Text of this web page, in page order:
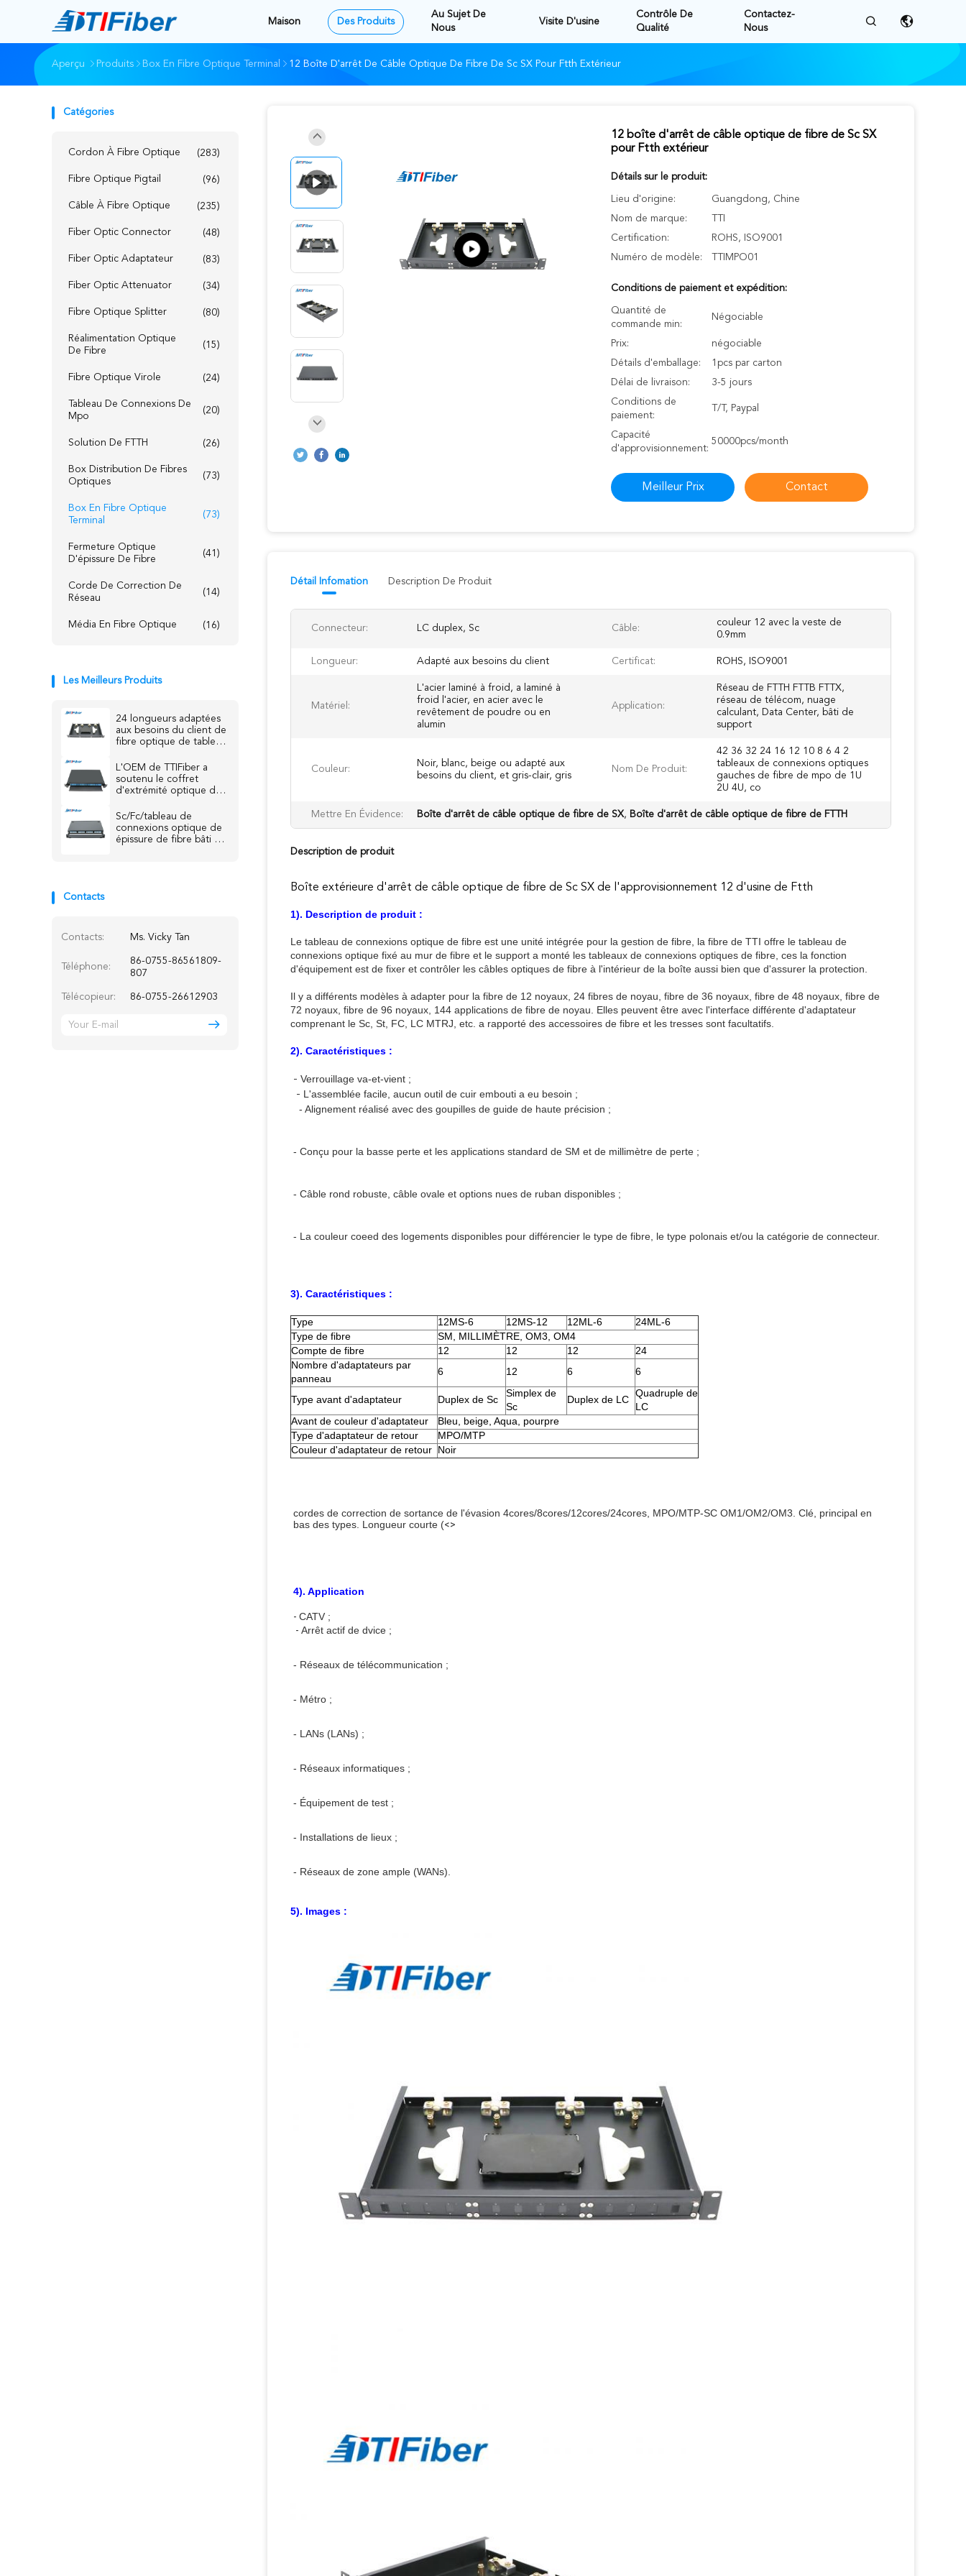
Maison Des Produits
Au Sujet De
Nous
Visite D'usine
Contrôle De
Qualité
Contactez-
Nous
Aperçu Produits Box En Fibre Optique Terminal 12 Boîte D'arrêt De Câble Optique De Fibre De Sc SX Pour Ftth Extérieur
Catégories
Cordon À Fibre Optique (283)
Fibre Optique Pigtail (96)
Câble À Fibre Optique (235)
Fiber Optic Connector (48)
Fiber Optic Adaptateur (83)
Fiber Optic Attenuator (34)
Fibre Optique Splitter (80)
Réalimentation Optique
De Fibre
(15)
Fibre Optique Virole (24)
Tableau De Connexions De
Mpo
(20)
Solution De FTTH (26)
Box Distribution De Fibres
Optiques
(73)
Box En Fibre Optique
Terminal
(73)
Fermeture Optique
D'épissure De Fibre
(41)
Corde De Correction De
Réseau
(14)
Média En Fibre Optique (16)
Les Meilleurs Produits
24 longueurs adaptées
aux besoins du client de
fibre optique de tableau
Ftth Mpo Mtp
L'OEM de TTIFiber a
soutenu le coffret
d'extrémité optique de
de connexions de fibre
d'ODF
Sc/Fc/tableau de
connexions optique de
épissure de fibre bâti de
Contacts
Contacts: Ms. Vicky Tan
Téléphone:
86-0755-86561809-
807
Télécopieur: 86-0755-26612903
12 boîte d'arrêt de câble optique de fibre de Sc SX
pour Ftth extérieur
Détails sur le produit:
Lieu d'origine:
Guangdong, Chine
Nom de marque:
Certification:
ROHS, ISO9001
Numéro de modèle:
TTIMPO01
Conditions de paiement et expédition:
Quantité de
commande min:
Négociable
Prix:
négociable
Détails d'emballage:
1pcs par carton
Délai de livraison:
3-5 jours
Conditions de
paiement:
T/T, Paypal
Capacité
d'approvisionnement:
50000pcs/month
Meilleur Prix Contact
Détail Infomation Description De Produit
Connecteur: LC duplex, Sc Câble:
couleur 12 avec la veste de
0.9mm
Longueur: Adapté aux besoins du client Certificat: ROHS, ISO9001
Matériel:
L'acier laminé à froid, a laminé à
froid l'acier, en acier avec le
revêtement de poudre ou en
alumin
Application:
Réseau de FTTH FTTB FTTX,
réseau de télécom, nuage
calculant, Data Center, bâti de
support
Couleur:
Noir, blanc, beige ou adapté aux
besoins du client, et gris-clair, gris
Nom De Produit:
42 36 32 24 16 12 10 8 6 4 2
tableaux de connexions optiques
gauches de fibre de mpo de 1U
2U 4U, co
Mettre En Évidence: Boîte d'arrêt de câble optique de fibre de SX, Boîte d'arrêt de câble optique de fibre de FTTH
Description de produit
Boîte extérieure d'arrêt de câble optique de fibre de Sc SX de l'approvisionnement 12 d'usine de Ftth
1). Description de produit :
Le tableau de connexions optique de fibre est une unité intégrée pour la gestion de fibre, la fibre de TTI offre le tableau de
connexions optique fixé au mur de fibre et le support a monté les tableaux de connexions optiques de fibre, ces la fonction
d'équipement est de fixer et contrôler les câbles optiques de fibre à l'intérieur de la boîte aussi bien que d'assurer la protection.
Il y a différents modèles à adapter pour la fibre de 12 noyaux, 24 fibres de noyau, fibre de 36 noyaux, fibre de 48 noyaux, fibre de
72 noyaux, fibre de 96 noyaux, 144 applications de fibre de noyau. Elles peuvent être avec l'interface différente d'adaptateur
comprenant le Sc, St, FC, LC MTRJ, etc. a rapporté des accessoires de fibre et les tresses sont facultatifs.
2). Caractéristiques :
- Verrouillage va-et-vient ;
- L'assemblée facile, aucun outil de cuir embouti a eu besoin ;
- Alignement réalisé avec des goupilles de guide de haute précision ;
- Conçu pour la basse perte et les applications standard de SM et de millimètre de perte ;
- Câble rond robuste, câble ovale et options nues de ruban disponibles ;
- La couleur coeed des logements disponibles pour différencier le type de fibre, le type polonais et/ou la catégorie de connecteur.
3). Caractéristiques :
Type 12MS-6 12MS-12 12ML-6
24ML-6
Type de fibre
SM, MILLIMÈTRE, OM3, OM4
Compte de fibre
12 12 12
24
Nombre d'adaptateurs par
panneau
6 12 6 6
Type avant d'adaptateur Duplex de Sc
Simplex de
Sc
Duplex de LC
Quadruple de
LC
Avant de couleur d'adaptateur
Bleu, beige, Aqua, pourpre
Type d'adaptateur de retour
MPO/MTP
Couleur d'adaptateur de retour Noir
cordes de correction de sortance de l'évasion 4cores/8cores/12cores/24cores, MPO/MTP-SC OM1/OM2/OM3. Clé, principal en
bas des types. Longueur courte (<>
4). Application
- CATV ;
- Arrêt actif de dvice ;
- Réseaux de télécommunication ;
- Métro ;
- LANs (LANs) ;
- Réseaux informatiques ;
- Équipement de test ;
- Installations de lieux ;
- Réseaux de zone ample (WANs).
5). Images :